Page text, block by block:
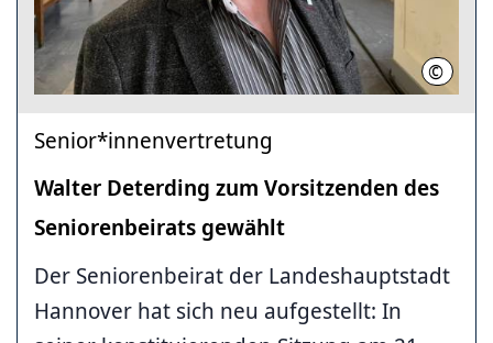
© LHH
Senior*innenvertretung
Walter Deterding zum Vorsitzenden des
Seniorenbeirats gewählt
Der Seniorenbeirat der Landeshauptstadt
Hannover hat sich neu aufgestellt: In